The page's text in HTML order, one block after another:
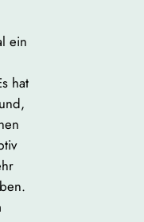
ein
hat